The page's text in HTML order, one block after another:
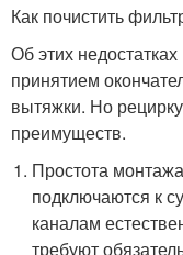
Как почистить
Об этих
принятием
вытяжки. Но
преимуществ.
Простота
подключаются к
каналам
требуют